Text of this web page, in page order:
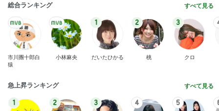
総合ランキング すべて見る
市川團十郎白
猿
小林麻央
1
だいたひかる
2
桃
3
クロ
急上昇ランキング すべて見る
1 2 3 4 5